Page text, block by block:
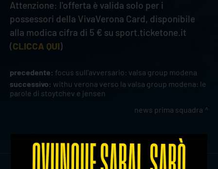
Attenzione: l'offerta è valida solo per i
possessori della VivaVerona Card, disponibile
alla modica cifra di 5 € su sport.ticketone.it
(CLICCA QUI)
precedente: focus sull'avversario: valsa group modena
successivo: withu verona verso la valsa group modena: le
parole di stoytchev e jensen
news prima squadra